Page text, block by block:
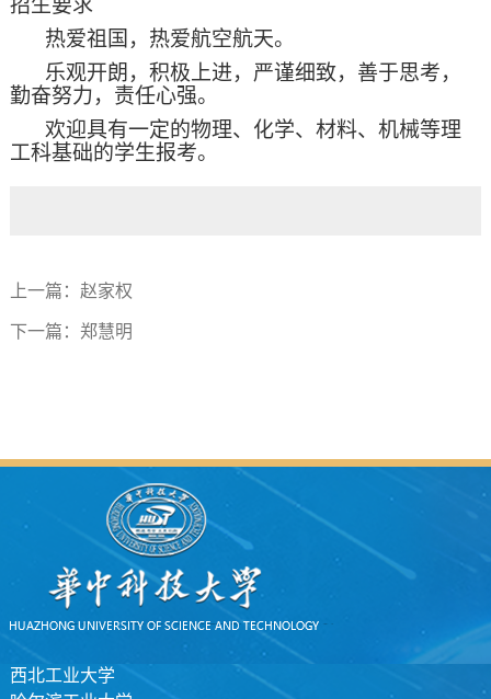
热爱祖国，热爱航空航天。
乐观开朗，积极上进，严谨细致，善于思考，
勤奋努力，责任心强。
欢迎具有一定的物理、化学、材料、机械等理
工科基础的学生报考。
上一篇： 赵家权
下一篇： 郑慧明
西北工业大学